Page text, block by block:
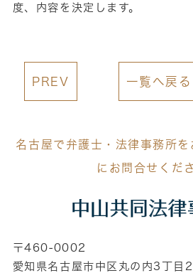
度、内容を決定します。
PREV 一覧へ戻る
名古屋で弁護士・法律事務所
にお問合せくだ
〒460-0002
愛知県名古屋市中区丸の内3丁目